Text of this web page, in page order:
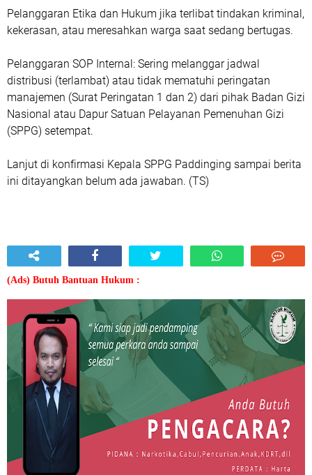
Pelanggaran Etika dan Hukum jika terlibat tindakan kriminal,
kekerasan, atau meresahkan warga saat sedang bertugas.
Pelanggaran SOP Internal: Sering melanggar jadwal
distribusi (terlambat) atau tidak mematuhi peringatan
manajemen (Surat Peringatan 1 dan 2) dari pihak Badan Gizi
Nasional atau Dapur Satuan Pelayanan Pemenuhan Gizi
(SPPG) setempat.
Lanjut di konfirmasi Kepala SPPG Paddinging sampai berita
ini ditayangkan belum ada jawaban. (TS)
(Ads) Butuh Bantuan Hukum :